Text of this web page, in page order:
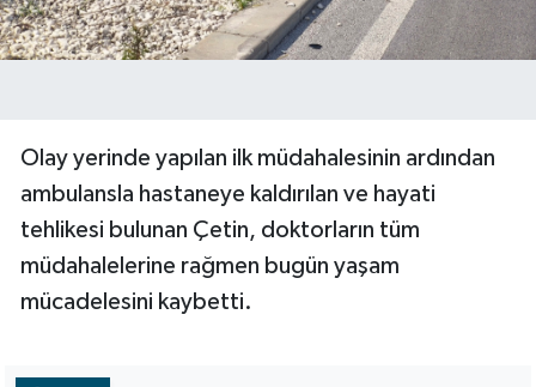
Olay yerinde yapılan ilk müdahalesinin ardından
ambulansla hastaneye kaldırılan ve hayati
tehlikesi bulunan Çetin, doktorların tüm
müdahalelerine rağmen bugün yaşam
mücadelesini kaybetti.